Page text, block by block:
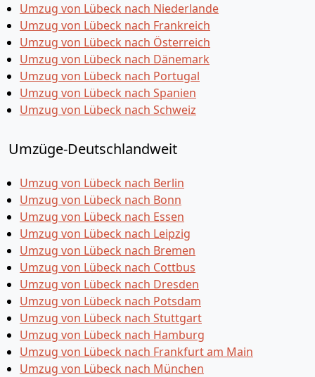
Umzug von Lübeck nach Niederlande
Umzug von Lübeck nach Frankreich
Umzug von Lübeck nach Österreich
Umzug von Lübeck nach Dänemark
Umzug von Lübeck nach Portugal
Umzug von Lübeck nach Spanien
Umzug von Lübeck nach Schweiz
Umzüge-Deutschlandweit
Umzug von Lübeck nach Berlin
Umzug von Lübeck nach Bonn
Umzug von Lübeck nach Essen
Umzug von Lübeck nach Leipzig
Umzug von Lübeck nach Bremen
Umzug von Lübeck nach Cottbus
Umzug von Lübeck nach Dresden
Umzug von Lübeck nach Potsdam
Umzug von Lübeck nach Stuttgart
Umzug von Lübeck nach Hamburg
Umzug von Lübeck nach Frankfurt am Main
Umzug von Lübeck nach München